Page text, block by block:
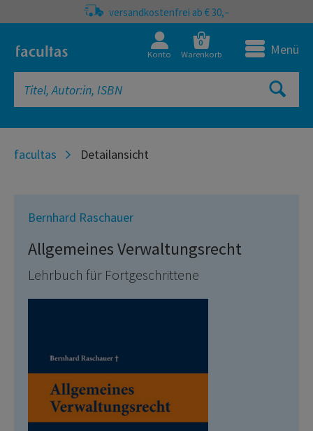
versandkostenfrei ab € 30,–
Konto
0
Warenkorb Menü
facultas Detailansicht
Bernhard Raschauer
Allgemeines Verwaltungsrecht
Lehrbuch für Fortgeschrittene